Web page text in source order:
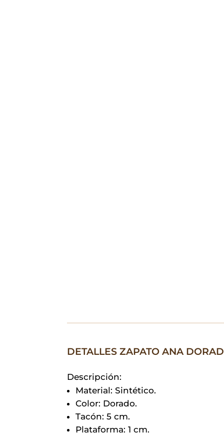
DETALLES ZAPATO ANA
Descripción:
Material: Sintético.
Color: Dorado.
Tacón: 5 cm.
Plataforma: 1 cm.